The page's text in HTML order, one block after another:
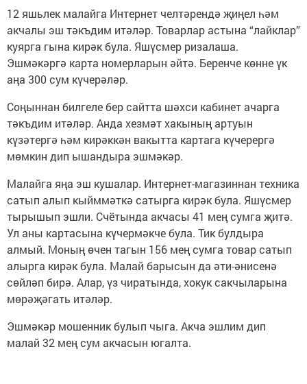
12 яшьлек малайга Интернет челтәрендә җиңел һәм
акчалы эш тәкъдим итәләр. Товарлар астына “лайклар”
куярга гына кирәк була. Яшүсмер ризалаша.
Эшмәкәргә карта номерларын әйтә. Беренче көнне үк
аңа 300 сум күчерәләр.
Соңыннан билгеле бер сайтта шәхси кабинет ачарга
тәкъдим итәләр. Анда хезмәт хакының артуын
күзәтергә һәм кирәккән вакытта картага күчерергә
мөмкин дип ышандыра эшмәкәр.
Малайга яңа эш кушалар. Интернет-магазиннан техника
сатып алып кыйммәткә сатырга кирәк була. Яшүсмер
тырышып эшли. Счётында акчасы 41 мең сумга җитә.
Ул аны картасына күчермәкче була. Тик булдыра
алмый. Моның өчен тагын 156 мең сумга товар сатып
алырга кирәк була. Малай барысын да әти-әнисенә
сөйләп бирә. Алар, үз чиратында, хокук сакчыларына
мөрәҗәгать итәләр.
Эшмәкәр мошенник булып чыга. Акча эшлим дип
малай 32 мең сум акчасын югалта.